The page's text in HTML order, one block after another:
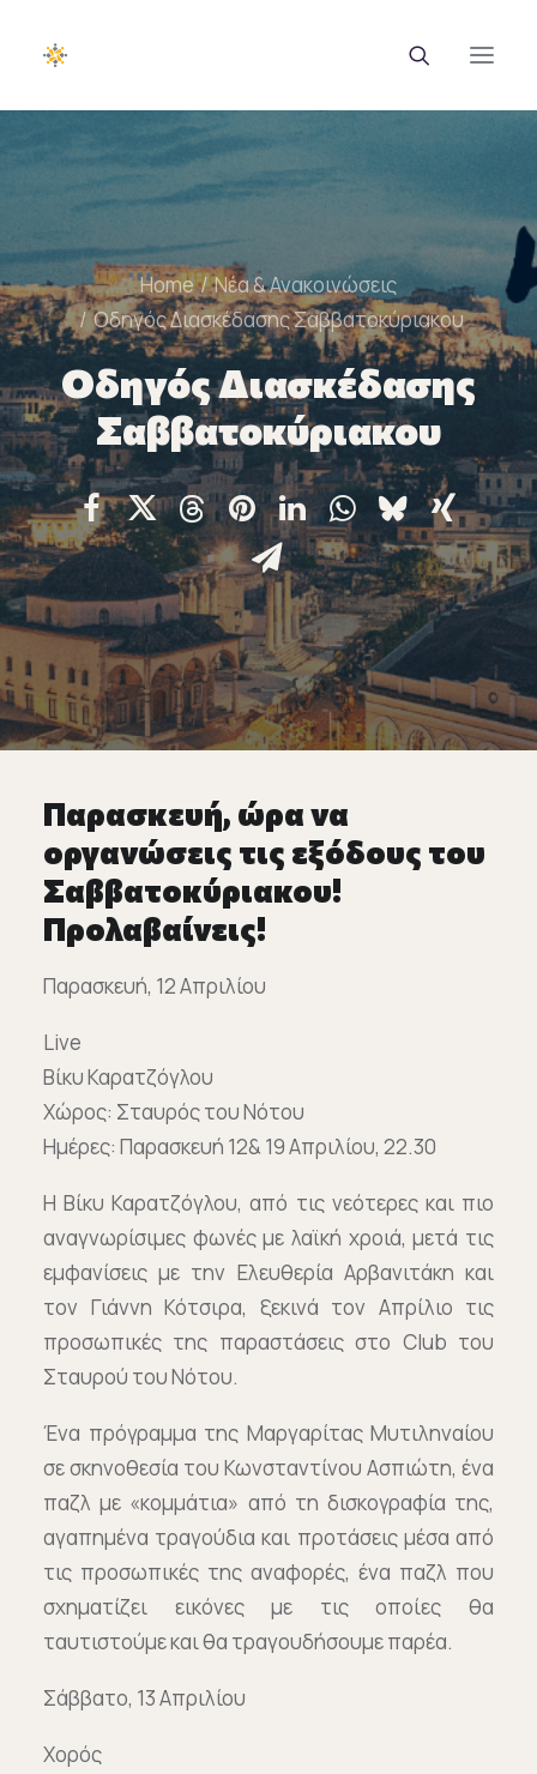
EUROTRAINING
ΣΑΕΚ
Σεμινάρια
Ευρωπαϊκά Προγράμματα
Εθνικά Προγράμματα
Voucher
Νέα & Ανακοινώσεις
Επικοινωνία
Ευκαιρίες Καριέρας
e-mathisi
Φόρμα Ενδιαφέροντος
Home
Νέα & Ανακοινώσεις
Οδηγός Διασκέδασης Σαββατοκύριακου
Οδηγός Διασκέδασης
Σαββατοκύριακου
Παρασκευή, ώρα να
οργανώσεις τις εξόδους του
Σαββατοκύριακου!
Προλαβαίνεις!
Παρασκευή, 12 Απριλίου
Live
Βίκυ Καρατζόγλου
Χώρος: Σταυρός του Νότου
Ημέρες: Παρασκευή 12& 19 Απριλίου, 22.30
H Βίκυ Καρατζόγλου, από τις νεότερες και πιο
αναγνωρίσιμες φωνές με λαϊκή χροιά, μετά τις
εμφανίσεις με την Ελευθερία Αρβανιτάκη και
τον Γιάννη Κότσιρα, ξεκινά τον Απρίλιο τις
προσωπικές της παραστάσεις στο Club του
Σταυρού του Νότου.
Ένα πρόγραμμα της Μαργαρίτας Μυτιληναίου
σε σκηνοθεσία του Κωνσταντίνου Ασπιώτη, ένα
παζλ με «κομμάτια» από τη δισκογραφία της,
αγαπημένα τραγούδια και προτάσεις μέσα από
τις προσωπικές της αναφορές, ένα παζλ που
σχηματίζει εικόνες με τις οποίες θα
ταυτιστούμε και θα τραγουδήσουμε παρέα.
Σάββατο, 13 Απριλίου
Χορός